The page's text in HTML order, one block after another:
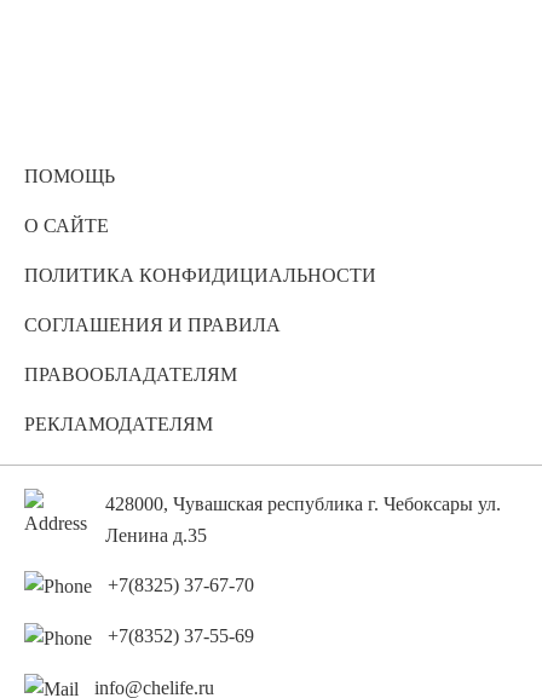
ПОМОЩЬ
О САЙТЕ
ПОЛИТИКА КОНФИДИЦИАЛЬНОСТИ
СОГЛАШЕНИЯ И ПРАВИЛА
ПРАВООБЛАДАТЕЛЯМ
РЕКЛАМОДАТЕЛЯМ
428000, Чувашская республика г. Чебоксары ул.
Ленина д.35
+7(8325) 37-67-70
+7(8352) 37-55-69
info@chelife.ru